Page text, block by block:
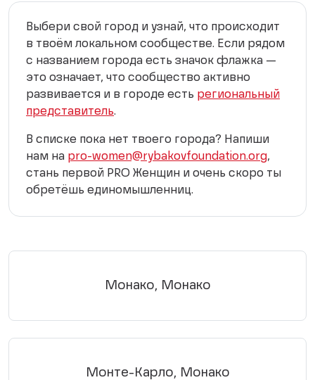
Выбери свой город и узнай, что происходит
в твоём локальном сообществе. Если рядом
с названием города есть значок флажка —
это означает, что сообщество активно
развивается и в городе есть региональный
представитель.
В списке пока нет твоего города? Напиши
нам на pro-women@rybakovfoundation.org,
стань первой PRO Женщин и очень скоро ты
обретёшь единомышленниц.
Монако, Монако
Монте-Карло, Монако